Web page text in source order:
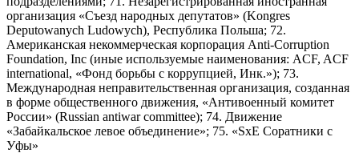
организация «Съезд народных депутатов» (Kongres
Deputowanych Ludowych), Республика Польша; 72.
Американская некоммерческая корпорация Anti-Corruption
Foundation, Inc (иные используемые наименования: ACF, ACF
international, «Фонд борьбы с коррупцией, Инк.»); 73.
Международная неправительственная организация, созданная
в форме общественного движения, «Антивоенный комитет
России» (Russian antiwar committee); 74. Движение
«Забайкальское левое объединение»; 75. «SxE Соратники с
Уфы»